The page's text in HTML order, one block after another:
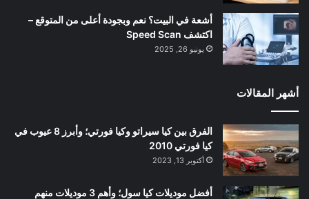
أشعة في البيت؟ نعم وبجودة أعلى من المتوقع –
اكتشف Speed Scan
يونيو 26, 2025
أشهر المقالات
الفرق بين كيا سيراتو وكيا فورتي؛ وأبرز 8 عيوب في
كيا فورتي 2010
أكتوبر 13, 2023
أفضل موديلات كيا سول؛ وأهم 3 موديلات منهم